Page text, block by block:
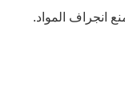
انجراف المواد.